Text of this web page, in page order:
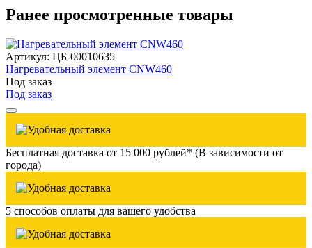
Ранее просмотренные товары
Артикул: ЦБ-00010635
Нагревательный элемент CNW460
Под заказ
Под заказ
Бесплатная доставка от 15 000 рублей* (В зависимости от
города)
5 способов оплаты для вашего удобства